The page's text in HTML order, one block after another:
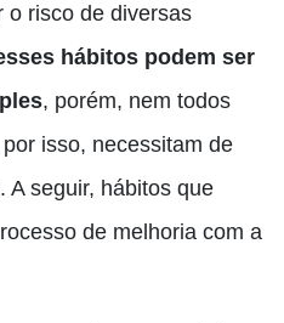
o risco de diversas
hábitos podem ser
, porém, nem todos
isso, necessitam de
A seguir, hábitos que
de melhoria com a